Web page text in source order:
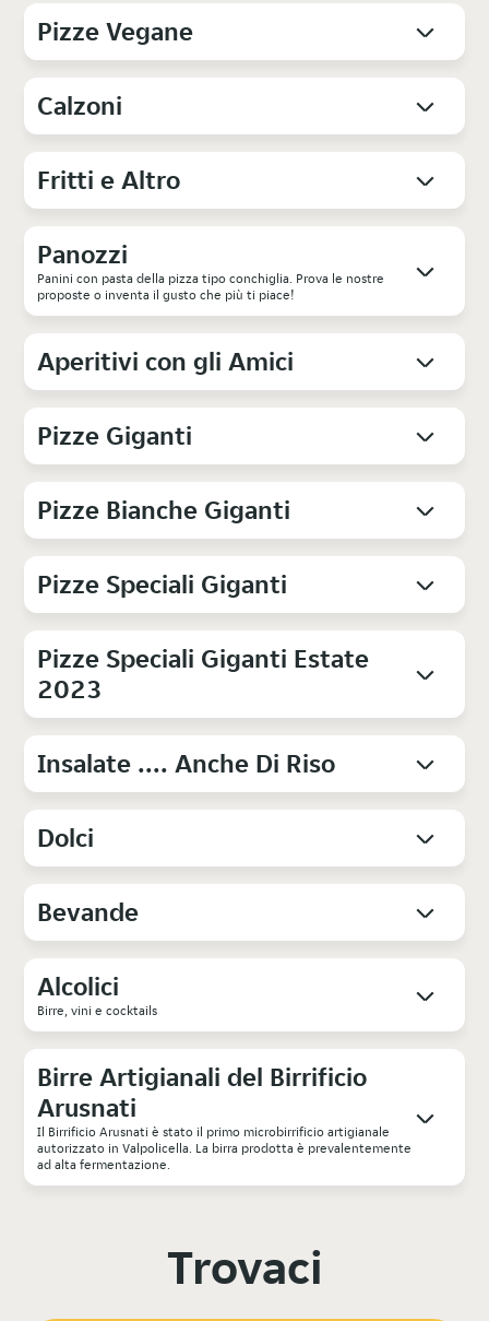
Pizze Vegane
Calzoni
Fritti e Altro
Panozzi
Panini con pasta della pizza tipo conchiglia. Prova le nostre
proposte o inventa il gusto che più ti piace!
Aperitivi con gli Amici
Pizze Giganti
Pizze Bianche Giganti
Pizze Speciali Giganti
Pizze Speciali Giganti Estate
2023
Insalate .... Anche Di Riso
Dolci
Bevande
Alcolici
Birre, vini e cocktails
Birre Artigianali del Birrificio
Arusnati
Il Birrificio Arusnati è stato il primo microbirrificio artigianale
autorizzato in Valpolicella. La birra prodotta è prevalentemente
ad alta fermentazione.
Trovaci